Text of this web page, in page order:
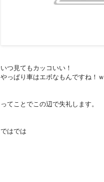
いつ見てもカッコいい！
やっぱり車はエボなもんですね！ｗ
ってことでこの辺で失礼します。
ではでは